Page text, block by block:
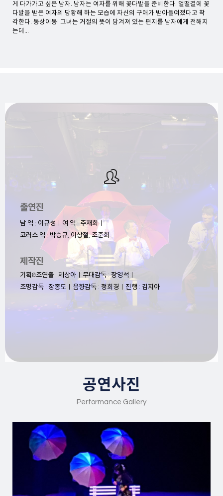
게 다가가고 싶은 남자. 남자는 여자를 위해 꽃다발을 준비한다. 얼떨결에 꽃
다발을 받은 여자의 당황해 하는 모습에 자신의 구애가 받아들여졌다고 착
각한다. 동상이몽! 그녀는 거절의 뜻이 담겨져 있는 편지를 남자에게 전해지
는데...
출연진
남 역 : 이규성ㅣ여 역 : 주재희ㅣ
코러스 역 : 박승규, 이상철, 조준희
제작진
기획&조연출 : 제상아ㅣ무대감독 : 장영석ㅣ
조명감독 : 장종도ㅣ음향감독 : 정희경ㅣ진행 : 김지아
공연사진
Performance Gallery